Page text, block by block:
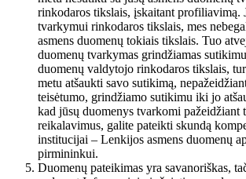
rinkodaros tikslais, įskaitant profiliavimą.
tvarkymui rinkodaros tikslais, mes
asmens duomenų tokiais tikslais. Tuo
duomenų tvarkymas grindžiamas
duomenų valdytojo rinkodaros tikslais,
metu atšaukti savo sutikimą,
teisėtumo, grindžiamo sutikimu iki jo
kad jūsų duomenys tvarkomi pažeidžiant
reikalavimus, galite pateikti skundą
institucijai – Lenkijos asmens duomenų
pirmininkui.
Duomenų pateikimas yra savanoriškas,